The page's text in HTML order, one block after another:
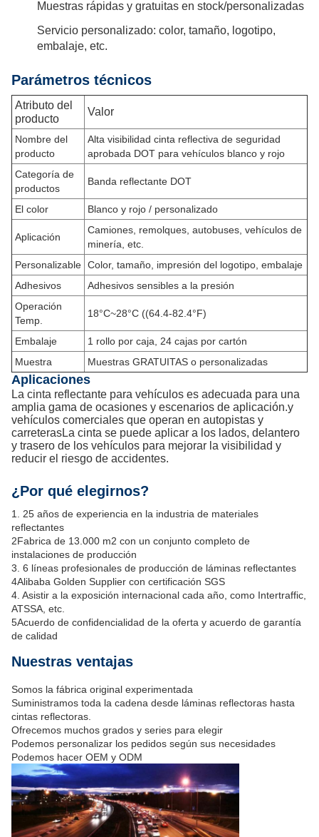
Muestras rápidas y gratuitas en stock/personalizadas
Servicio personalizado: color, tamaño, logotipo,
embalaje, etc.
Parámetros técnicos
Atributo del
producto
Valor
Nombre del
producto
Alta visibilidad cinta reflectiva de seguridad
aprobada DOT para vehículos blanco y rojo
Categoría de
productos
Banda reflectante DOT
El color Blanco y rojo / personalizado
Aplicación
Camiones, remolques, autobuses, vehículos de
minería, etc.
Personalizable Color, tamaño, impresión del logotipo, embalaje
Adhesivos
Adhesivos sensibles a la presión
Operación
Temp.
18°C~28°C ((64.4-82.4°F)
Embalaje
1 rollo por caja, 24 cajas por cartón
Muestra
Muestras GRATUITAS o personalizadas
Aplicaciones
La cinta reflectante para vehículos es adecuada para una
amplia gama de ocasiones y escenarios de aplicación.y
vehículos comerciales que operan en autopistas y
carreterasLa cinta se puede aplicar a los lados, delantero
y trasero de los vehículos para mejorar la visibilidad y
reducir el riesgo de accidentes.
¿Por qué elegirnos?
1. 25 años de experiencia en la industria de materiales
reflectantes
2Fabrica de 13.000 m2 con un conjunto completo de
instalaciones de producción
3. 6 líneas profesionales de producción de láminas reflectantes
4Alibaba Golden Supplier con certificación SGS
4. Asistir a la exposición internacional cada año, como Intertraffic,
ATSSA, etc.
5Acuerdo de confidencialidad de la oferta y acuerdo de garantía
de calidad
Nuestras ventajas
Somos la fábrica original experimentada
Suministramos toda la cadena desde láminas reflectoras hasta
cintas reflectoras.
Ofrecemos muchos grados y series para elegir
Podemos personalizar los pedidos según sus necesidades
Podemos hacer OEM y ODM